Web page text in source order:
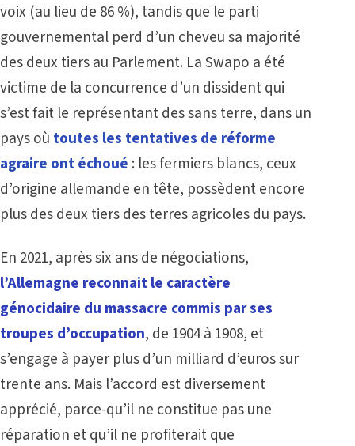
voix (au lieu de 86 %), tandis que le parti
gouvernemental perd d’un cheveu sa majorité
des deux tiers au Parlement. La Swapo a été
victime de la concurrence d’un dissident qui
s’est fait le représentant des sans terre, dans un
pays où toutes les tentatives de réforme
agraire ont échoué : les fermiers blancs, ceux
d’origine allemande en tête, possèdent encore
plus des deux tiers des terres agricoles du pays.
En 2021, après six ans de négociations,
l’Allemagne reconnait le caractère
génocidaire du massacre commis par ses
troupes d’occupation, de 1904 à 1908, et
s’engage à payer plus d’un milliard d’euros sur
trente ans. Mais l’accord est diversement
apprécié, parce-qu’il ne constitue pas une
réparation et qu’il ne profiterait que